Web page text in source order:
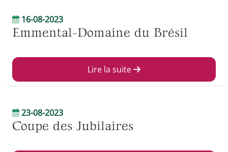
16-08-2023
Emmental-Domaine du Brésil
Lire la suite
23-08-2023
Coupe des Jubilaires